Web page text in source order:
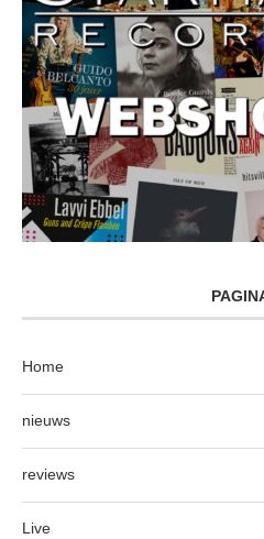
Home
nieuws
reviews
Live